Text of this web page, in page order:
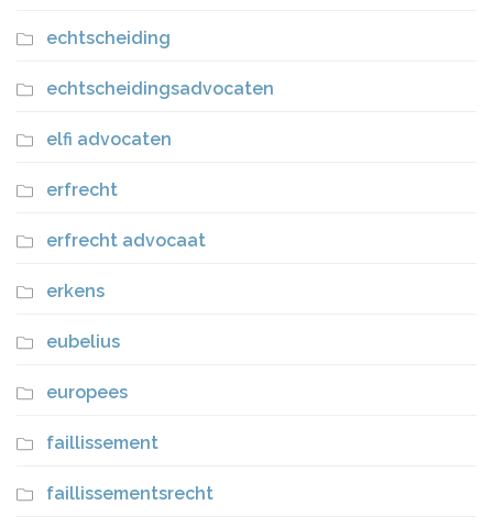
echtscheiding
echtscheidingsadvocaten
elfi advocaten
erfrecht
erfrecht advocaat
erkens
eubelius
europees
faillissement
faillissementsrecht